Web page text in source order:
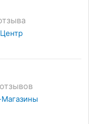
отзывов